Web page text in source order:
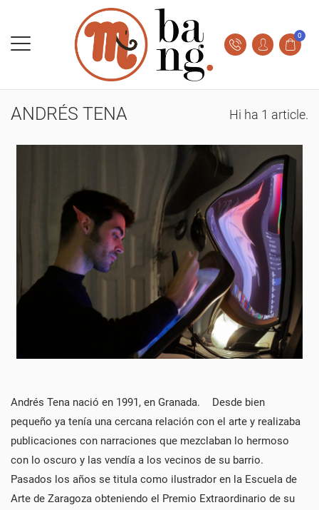
0
ANDRÉS TENA Hi ha 1 article.
Andrés Tena nació en 1991, en Granada. Desde bien
pequeño ya tenía una cercana relación con el arte y realizaba
publicaciones con narraciones que mezclaban lo hermoso
con lo oscuro y las vendía a los vecinos de su barrio.
Pasados los años se titula como ilustrador en la Escuela de
Arte de Zaragoza obteniendo el Premio Extraordinario de su